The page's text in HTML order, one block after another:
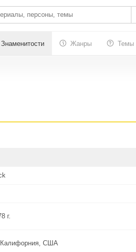
Знаменитости Жанры Темы
г.
Калифорния, США